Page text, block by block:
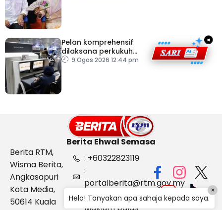
Pelan komprehensif
dilaksana perkukuh
keselamatan
9 Ogos 2026 12:44 pm
×
Berita Ehwal Semasa
Berita RTM,
Wisma Berita,
Angkasapuri
Kota Media,
50614 Kuala
: +60322823119
:
portalberita@rtm.gov.my
: Aduan &
Helo! Tanyakan apa sahaja kepada saya.
×